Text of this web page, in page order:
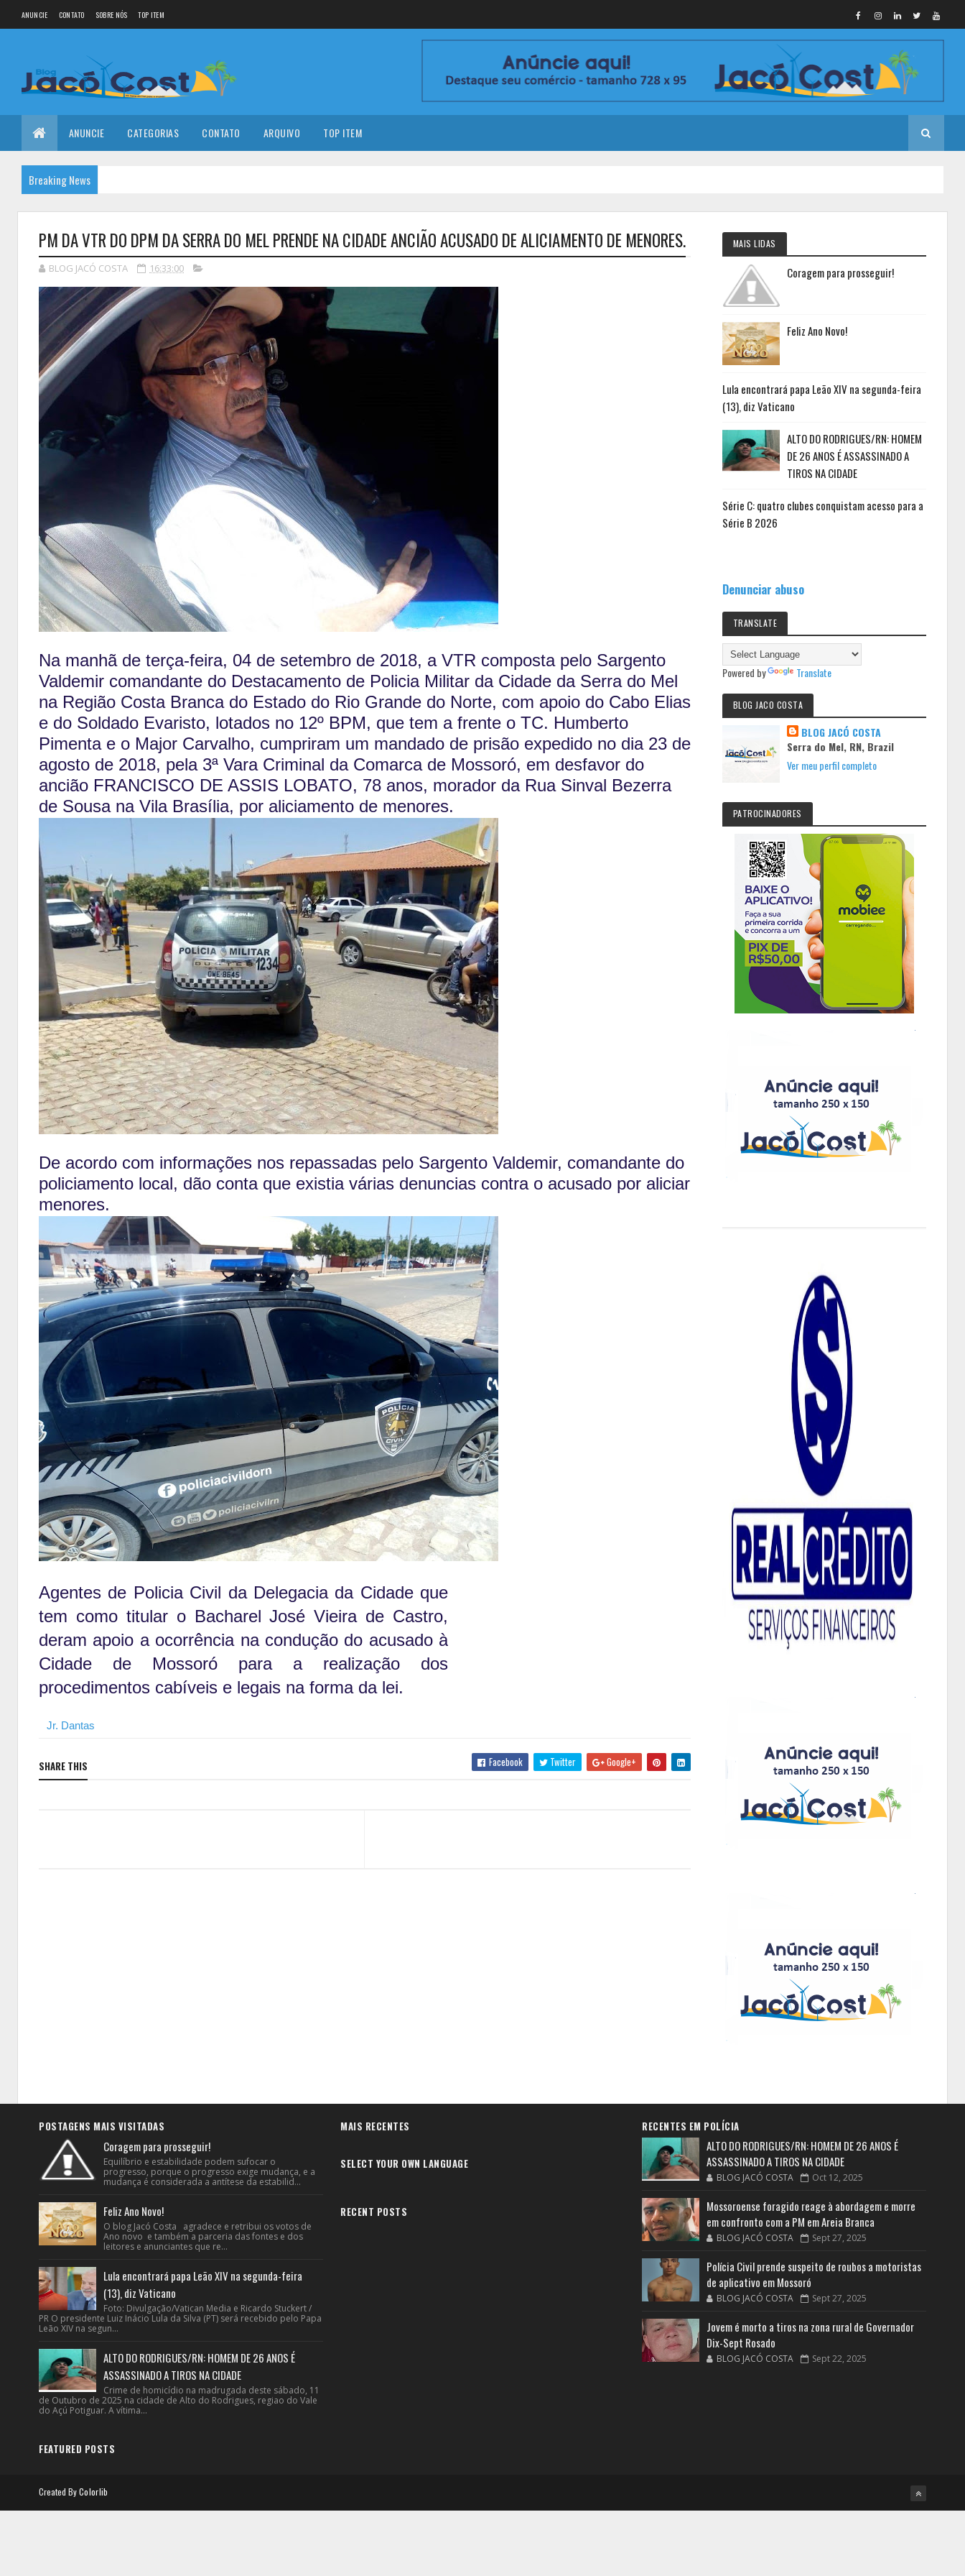
ANUNCIE CONTATO SOBRE NÓS TOP ITEM
ANUNCIE CATEGORIAS CONTATO ARQUIVO TOP ITEM
Breaking News
PM DA VTR DO DPM DA SERRA DO MEL PRENDE NA CIDADE ANCIÃO ACUSADO DE ALICIAMENTO DE MENORES.
BLOG JACÓ COSTA 16:33:00
Na manhã de terça-feira, 04 de setembro de 2018, a VTR composta pelo Sargento
Valdemir comandante do Destacamento de Policia Militar da Cidade da Serra do Mel
na Região Costa Branca do Estado do Rio Grande do Norte, com apoio do Cabo Elias
e do Soldado Evaristo, lotados no 12º BPM, que tem a frente o TC. Humberto
Pimenta e o Major Carvalho, cumpriram um mandado de prisão expedido no dia 23 de
agosto de 2018, pela 3ª Vara Criminal da Comarca de Mossoró, em desfavor do
ancião FRANCISCO DE ASSIS LOBATO, 78 anos, morador da Rua Sinval Bezerra
de Sousa na Vila Brasília, por aliciamento de menores.
De acordo com informações nos repassadas pelo Sargento Valdemir, comandante do
policiamento local, dão conta que existia várias denuncias contra o acusado por aliciar
menores.
Agentes de Policia Civil da Delegacia da Cidade que
tem como titular o Bacharel José Vieira de Castro,
deram apoio a ocorrência na condução do acusado à
Cidade de Mossoró para a realização dos
procedimentos cabíveis e legais na forma da lei.
Jr. Dantas
SHARE THIS Facebook Twitter Google+
MAIS LIDAS
Coragem para prosseguir!
Feliz Ano Novo!
Lula encontrará papa Leão XIV na segunda-feira
(13), diz Vaticano
ALTO DO RODRIGUES/RN: HOMEM
DE 26 ANOS É ASSASSINADO A
TIROS NA CIDADE
Série C: quatro clubes conquistam acesso para a
Série B 2026
Denunciar abuso
TRANSLATE
Powered by Translate
BLOG JACO COSTA
BLOG JACÓ COSTA
Serra do Mel, RN, Brazil
Ver meu perfil completo
PATROCINADORES
POSTAGENS MAIS VISITADAS
Coragem para prosseguir!
Equilíbrio e estabilidade podem sufocar o
progresso, porque o progresso exige mudança, e a
mudança é considerada a antítese da estabilid...
Feliz Ano Novo!
O blog Jacó Costa agradece e retribui os votos de
Ano novo e também a parceria das fontes e dos
leitores e anunciantes que re...
Lula encontrará papa Leão XIV na segunda-feira
(13), diz Vaticano
Foto: Divulgação/Vatican Media e Ricardo Stuckert /
PR O presidente Luiz Inácio Lula da Silva (PT) será recebido pelo Papa
Leão XIV na segun...
ALTO DO RODRIGUES/RN: HOMEM DE 26 ANOS É
ASSASSINADO A TIROS NA CIDADE
Crime de homicídio na madrugada deste sábado, 11
de Outubro de 2025 na cidade de Alto do Rodrigues, regiao do Vale
do Açú Potiguar. A vítima...
FEATURED POSTS
MAIS RECENTES
SELECT YOUR OWN LANGUAGE
RECENT POSTS
RECENTES EM POLÍCIA
ALTO DO RODRIGUES/RN: HOMEM DE 26 ANOS É
ASSASSINADO A TIROS NA CIDADE
BLOG JACÓ COSTA Oct 12, 2025
Mossoroense foragido reage à abordagem e morre
em confronto com a PM em Areia Branca
BLOG JACÓ COSTA Sept 27, 2025
Polícia Civil prende suspeito de roubos a motoristas
de aplicativo em Mossoró
BLOG JACÓ COSTA Sept 27, 2025
Jovem é morto a tiros na zona rural de Governador
Dix-Sept Rosado
BLOG JACÓ COSTA Sept 22, 2025
Created ByColorlib